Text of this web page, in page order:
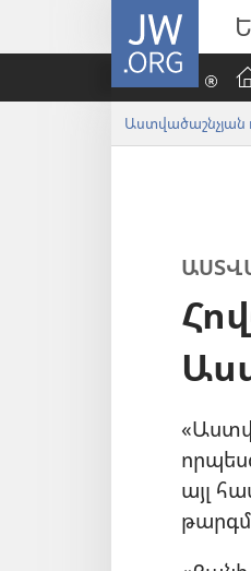
JW.ORG
Աստվածաշնչյան
այլ